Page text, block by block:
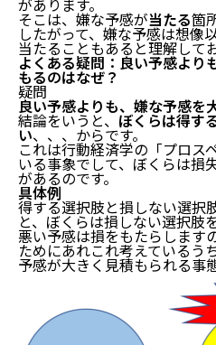
そこは、嫌な予感が当たる箇
したがって、嫌な予感は想像
当たることもあると理解して
よくある疑問：良い予感より
もるのはなぜ？
疑問
良い予感よりも、嫌な予感を
結論をいうと、ぼくらは得す
い、、、からです。
これは行動経済学の「プロス
いる事象でして、ぼくらは損
があるのです。
具体例
得する選択肢と損しない選択
と、ぼくらは損しない選択肢
悪い予感は損をもたらします
ためにあれこれ考えているう
予感が大きく見積もられる事